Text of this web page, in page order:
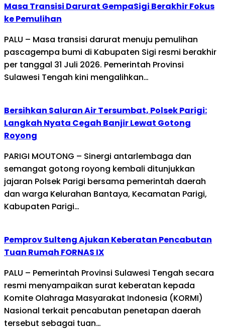
Masa Transisi Darurat GempaSigi Berakhir Fokus
ke Pemulihan
PALU – Masa transisi darurat menuju pemulihan
pascagempa bumi di Kabupaten Sigi resmi berakhir
per tanggal 31 Juli 2026. Pemerintah Provinsi
Sulawesi Tengah kini mengalihkan…
Bersihkan Saluran Air Tersumbat, Polsek Parigi:
Langkah Nyata Cegah Banjir Lewat Gotong
Royong
PARIGI MOUTONG – Sinergi antarlembaga dan
semangat gotong royong kembali ditunjukkan
jajaran Polsek Parigi bersama pemerintah daerah
dan warga Kelurahan Bantaya, Kecamatan Parigi,
Kabupaten Parigi…
Pemprov Sulteng Ajukan Keberatan Pencabutan
Tuan Rumah FORNAS IX
PALU – Pemerintah Provinsi Sulawesi Tengah secara
resmi menyampaikan surat keberatan kepada
Komite Olahraga Masyarakat Indonesia (KORMI)
Nasional terkait pencabutan penetapan daerah
tersebut sebagai tuan…